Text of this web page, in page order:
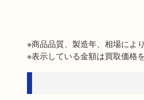
※商品品質、製造年、相場によ
※表示している金額は買取価格